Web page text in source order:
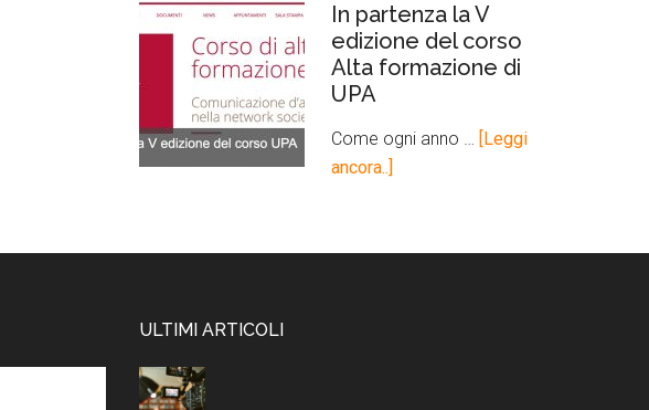
In partenza la V
edizione del corso
Alta formazione di
UPA
Come ogni anno …
[Leggi
ancora..]
ULTIMI ARTICOLI